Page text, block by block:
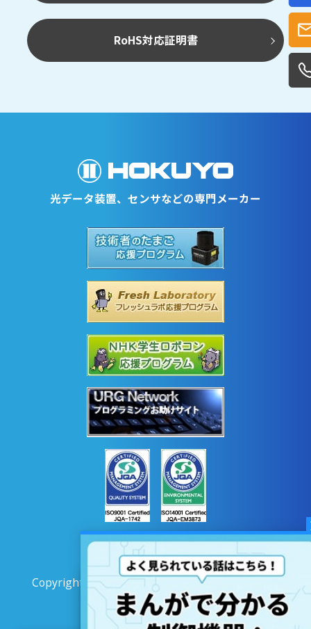
RoHS対応証明書
光データ装置、センサなどの専門メーカー
Copyright © 2020 HOKUYO AUTOMATIC CO.LTD
All Rights Reserved.